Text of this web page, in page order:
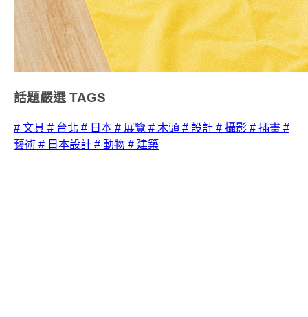
話題嚴選 TAGS
# 文具 # 台北 # 日本 # 展覽 # 木頭 # 設計 # 攝影 # 插畫 #
藝術 # 日本設計 # 動物 # 建築